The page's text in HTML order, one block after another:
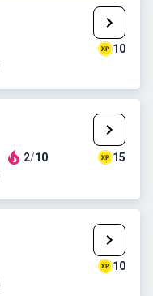
10
2/10
15
10